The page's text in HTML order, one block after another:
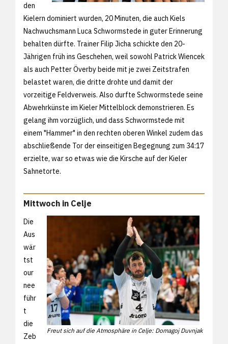
den
Kielern dominiert wurden, 20 Minuten, die auch Kiels
Nachwuchsmann Luca Schwormstede in guter Erinnerung
behalten dürfte. Trainer Filip Jicha schickte den 20-
Jährigen früh ins Geschehen, weil sowohl Patrick Wiencek
als auch Petter Överby beide mit je zwei Zeitstrafen
belastet waren, die dritte drohte und damit der
vorzeitige Feldverweis. Also durfte Schwormstede seine
Abwehrkünste im Kieler Mittelblock demonstrieren. Es
gelang ihm vorzüglich, und dass Schwormstede mit
einem "Hammer" in den rechten oberen Winkel zudem das
abschließende Tor der einseitigen Begegnung zum 34:17
erzielte, war so etwas wie die Kirsche auf der Kieler
Sahnetorte.
Mittwoch in Celje
Freut sich auf die Atmosphäre in Celje: Domagoj Duvnjak
Die
Aus
wär
tst
our
nee
führ
t
die
Zeb